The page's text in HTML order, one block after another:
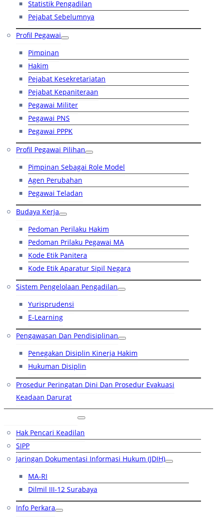
Statistik Pengadilan
Pejabat Sebelumnya
Profil Pegawai
Pimpinan
Hakim
Pejabat Kesekretariatan
Pejabat Kepaniteraan
Pegawai Militer
Pegawai PNS
Pegawai PPPK
Profil Pegawai Pilihan
Pimpinan Sebagai Role Model
Agen Perubahan
Pegawai Teladan
Budaya Kerja
Pedoman Perilaku Hakim
Pedoman Prilaku Pegawai MA
Kode Etik Panitera
Kode Etik Aparatur Sipil Negara
Sistem Pengelolaan Pengadilan
Yurisprudensi
E-Learning
Pengawasan Dan Pendisiplinan
Penegakan Disiplin Kinerja Hakim
Hukuman Disiplin
Prosedur Peringatan Dini Dan Prosedur Evakuasi
Keadaan Darurat
Hak Pencari Keadilan
SIPP
Jaringan Dokumentasi Informasi Hukum (JDIH)
MA-RI
Dilmil III-12 Surabaya
Info Perkara